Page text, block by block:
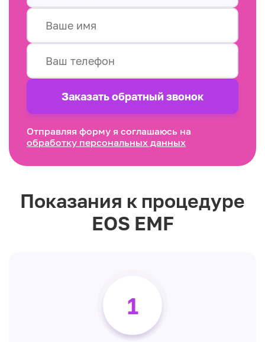
Заказать обратный звонок
Отправляя форму я соглашаюсь на
обработку персональных данных
Показания к процедуре
EOS EMF
1